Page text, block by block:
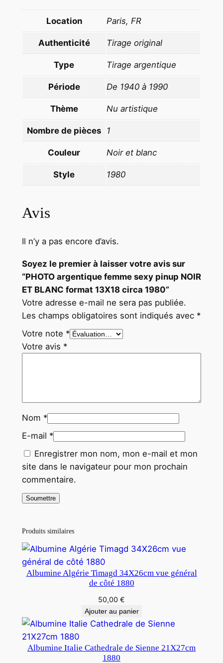
s
i
u
O
R
T
L
N
C
f
o
r
m
a
t
8
c
r
c
a
Location Paris, FR
Authenticité Tirage original
Type Tirage argentique
Période De 1940 à 1990
Thème Nu artistique
Nombre de pièces 1
Couleur Noir et blanc
Style 1980
Avis
Il n’y a pas encore d’avis.
Soyez le premier à laisser votre avis sur
“PHOTO argentique femme sexy pinup NOIR
ET BLANC format 13X18 circa 1980”
Votre adresse e-mail ne sera pas publiée.
Les champs obligatoires sont indiqués avec *
Votre note *
Votre avis *
Nom *
E-mail *
Enregistrer mon nom, mon e-mail et mon
site dans le navigateur pour mon prochain
commentaire.
Produits similaires
Albumine Algérie Timagd 34X26cm vue général
de côté 1880
50,00 €
Ajouter au panier
Albumine Italie Cathedrale de Sienne 21X27cm
1880